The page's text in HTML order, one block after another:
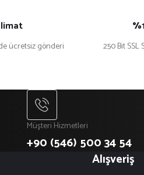
ücretsiz gönderi
250 Bit SSL
Müşteri Hizmetleri
+90 (546) 500 34 54
Alışveriş